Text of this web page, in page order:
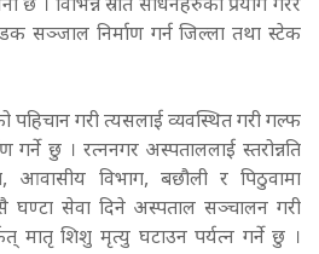
छ । विभिन्न स्रोत साधनहरुको प्रयोग गरेर
सञ्जाल निर्माण गर्न जिल्ला तथा स्टेक
पहिचान गरी त्यसलाई व्यवस्थित गरी गल्फ
गर्ने छु । रत्ननगर अस्पताललाई स्तरोन्नति
आवासीय विभाग, बछौली र पिठुवामा
सेवा दिने अस्पताल सञ्चालन गरी
मातृ शिशु मृत्यु घटाउन पर्यत्न गर्ने छु ।